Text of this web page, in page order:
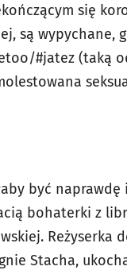
się
są wypychane,
#jatez (taką
być
bohaterki z
Reżyserka
Stacha,